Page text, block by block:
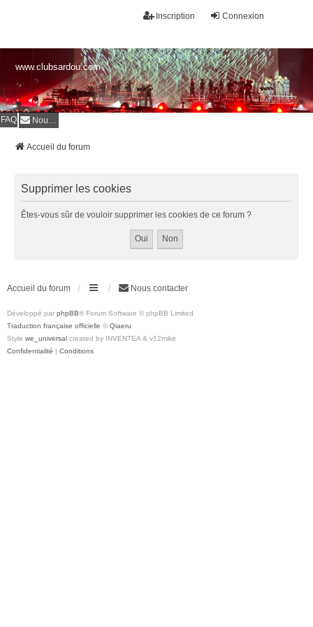
Connexion
Inscription
www.clubsardou.com
FAQ Nous contacter
Accueil du forum
Supprimer les cookies
Êtes-vous sûr de vouloir supprimer les cookies de ce forum ?
Accueil du forum Nous contacter
Développé par phpBB® Forum Software © phpBB Limited
Traduction française officielle © Qiaeru
Style we_universal created by INVENTEA & v12mike
Confidentialité | Conditions